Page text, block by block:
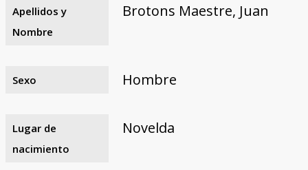
Razones y objetivos
El equipo
Colaboradores
Fuentes documentales
Apellidos y
Nombre
Brotons Maestre, Juan
Sexo Hombre
Lugar de
nacimiento
Novelda